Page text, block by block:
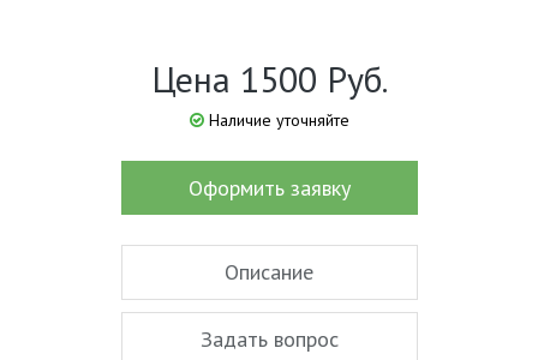
Цена 1500 Руб.
Наличие уточняйте
Оформить заявку
Описание
Задать вопрос